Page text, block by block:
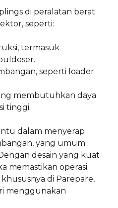
di peralatan berat
seperti:
termasuk
seperti loader
membutuhkan daya
tinggi.
dalam menyerap
yang umum
desain yang kuat
memastikan operasi
di Parepare,
menggunakan